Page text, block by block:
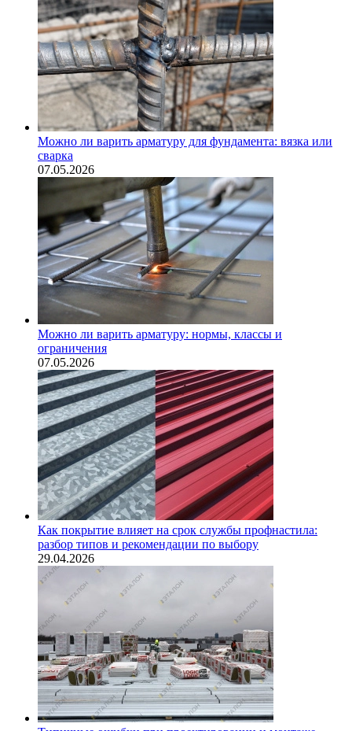
Можно ли варить арматуру для фундамента: вязка или
сварка
07.05.2026
Можно ли варить арматуру: нормы, классы и
ограничения
07.05.2026
Как покрытие влияет на срок службы профнастила:
разбор типов и рекомендации по выбору
29.04.2026